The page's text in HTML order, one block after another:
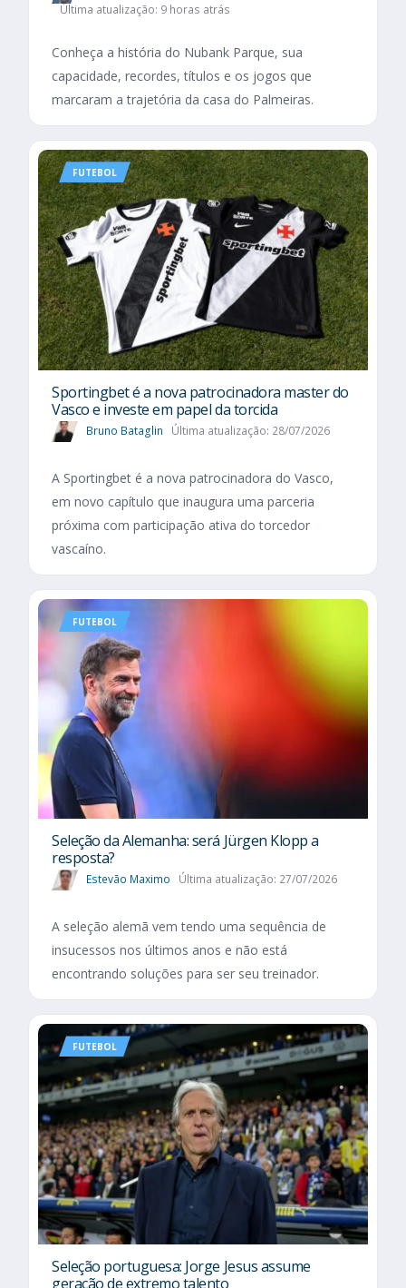
Última atualização: 9 horas atrás
Conheça a história do Nubank Parque, sua
capacidade, recordes, títulos e os jogos que
marcaram a trajetória da casa do Palmeiras.
FUTEBOL
Sportingbet é a nova patrocinadora master do
Vasco e investe em papel da torcida
Bruno Bataglin Última atualização: 28/07/2026
A Sportingbet é a nova patrocinadora do Vasco,
em novo capítulo que inaugura uma parceria
próxima com participação ativa do torcedor
vascaíno.
FUTEBOL
Seleção da Alemanha: será Jürgen Klopp a
resposta?
Estevão Maximo Última atualização: 27/07/2026
A seleção alemã vem tendo uma sequência de
insucessos nos últimos anos e não está
encontrando soluções para ser seu treinador.
FUTEBOL
Seleção portuguesa: Jorge Jesus assume
geração de extremo talento